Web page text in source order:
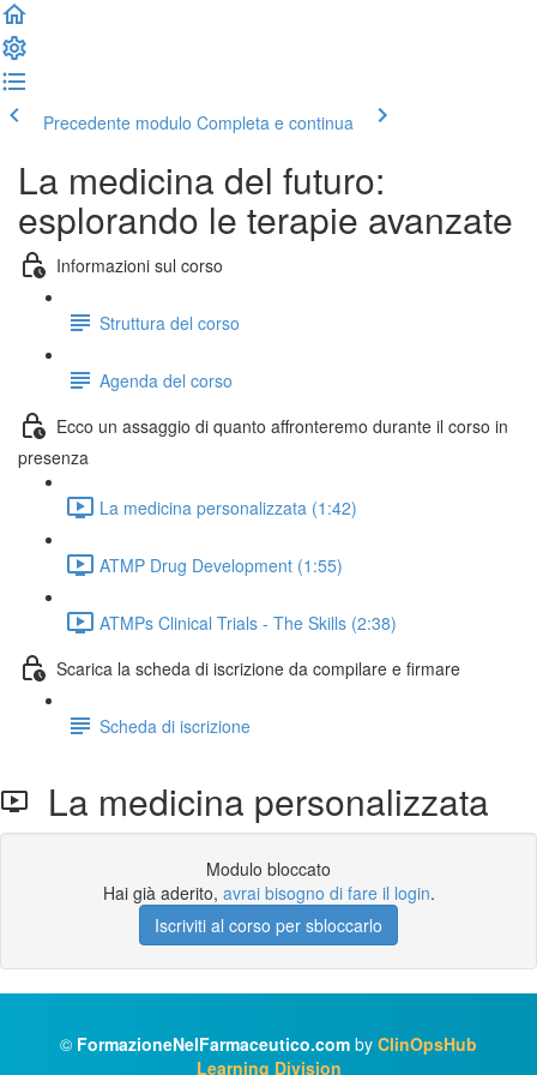
Precedente modulo Completa e continua
La medicina del futuro:
esplorando le terapie avanzate
Informazioni sul corso
Struttura del corso
Agenda del corso
Ecco un assaggio di quanto affronteremo durante il corso in
presenza
La medicina personalizzata (1:42)
ATMP Drug Development (1:55)
ATMPs Clinical Trials - The Skills (2:38)
Scarica la scheda di iscrizione da compilare e firmare
Scheda di iscrizione
La medicina personalizzata
Modulo bloccato
Hai già aderito, avrai bisogno di fare il login.
Iscriviti al corso per sbloccarlo
© FormazioneNelFarmaceutico.com by ClinOpsHub
Learning Division